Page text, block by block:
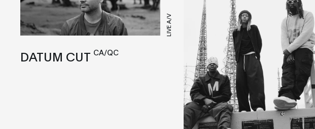
LIVE A/V
DATUM CUT CA/QC